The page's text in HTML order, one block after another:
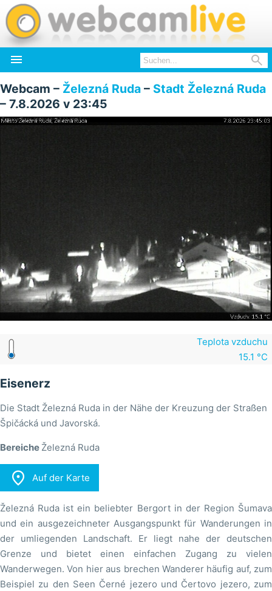
 
Webcam – Železná Ruda – Stadt Železná Ruda
– 7.8.2026 v 23:45
Teplota vzduchu
15.1 °C
Eisenerz
Die Stadt Železná Ruda in der Nähe der Kreuzung der Straßen
Špičácká und Javorská.
Bereiche Železná Ruda
 Auf der Karte
Železná Ruda ist ein beliebter Bergort in der Region Šumava
und ein ausgezeichneter Ausgangspunkt für Wanderungen in
der umliegenden Landschaft. Er liegt nahe der deutschen
Grenze und bietet einen einfachen Zugang zu vielen
Wanderwegen. Von hier aus brechen Wanderer häufig auf, zum
Beispiel zu den Seen Černé jezero und Čertovo jezero, zum